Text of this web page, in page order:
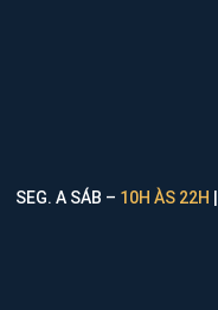
SEG. A SÁB – 10H ÀS 22H